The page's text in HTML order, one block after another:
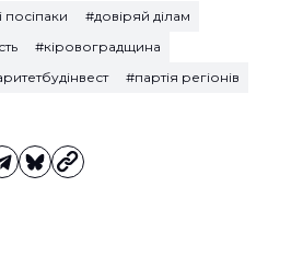
посіпаки
#довіряй ділам
#кіровоградщина
#партія регіонів